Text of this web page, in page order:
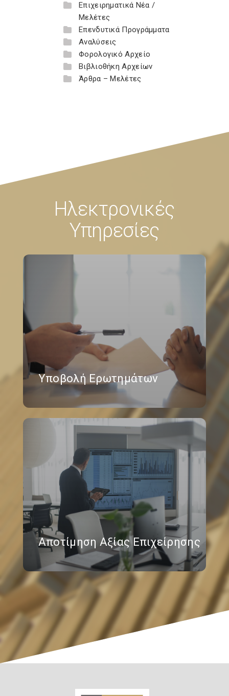
Επιχειρηματικά Νέα /
Μελέτες
Επενδυτικά Προγράμματα
Αναλύσεις
Φορολογικό Αρχείο
Βιβλιοθήκη Αρχείων
Άρθρα – Μελέτες
Ηλεκτρονικές
Υπηρεσίες
Υποβολή Ερωτημάτων
Αποτίμηση Αξίας Επιχείρησης